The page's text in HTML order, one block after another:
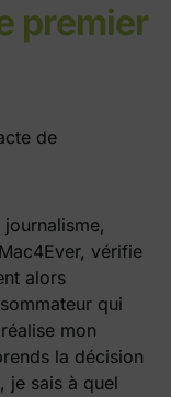
premier
de
vérifie
alors
qui
mon
la décision
je sais à quel